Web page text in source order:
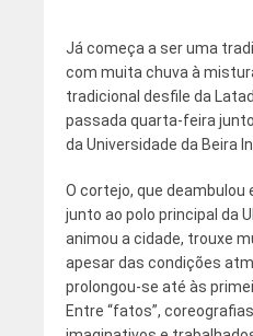
Já começa a ser uma
com muita chuva à
tradicional desfile da
passada quarta-feira
da Universidade da Beira
O cortejo, que deambulou
junto ao polo principal da
animou a cidade, trouxe
apesar das condições
prolongou-se até às
Entre “fatos”,